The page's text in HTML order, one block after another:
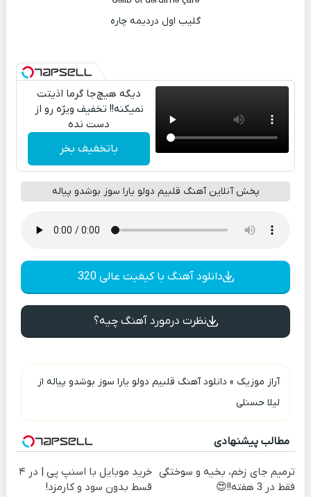
گلیب اول دردیمه چاره
دیگه هیچ‌جا گرما اذیتت
نمیکنه!! تخفیف ویژه رو از
دست نده
باتخفیف بخر
پخش آنلاین آهنگ قلبیم دولو یارا سوز بوشدو پیاله
دانلود آهنگ با کیفیت عالی 320
نظرت درمورد آهنگ چیه؟
آراز موزیک » دانلود آهنگ قلبیم دولو یارا سوز بوشدو پیاله از
لیلا حسنلی
مطالب پیشنهادی
ترمیم جای زخم، بخیه و سوختگی
فقط در 3 هفته!!😍
خرید موبایل با اسنپ پی | در ۴
قسط بدون سود و کارمزد!